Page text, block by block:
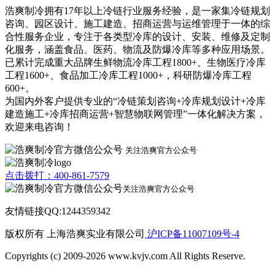
浩爽制冷拥有17年以上冷链行业服务经验，是一家集冷链规划
咨询、园区设计、施工建造、招商运营与运维管理于一体的综
合性服务企业，专注于各类型冷库的设计、安装、维修及定制
化服务，涵盖食品、医药、物流及防爆冷库等多种应用场景。
已累计完成重大品牌生鲜物流冷库工程1800+、生物医疗冷库
工程1600+、食品加工冷库工程1000+，科研防爆冷库工程
600+。
为国内外客户提供专业的“冷链策划咨询+冷库规划设计+冷库
建造施工+冷库招商运营+智慧物联网管理”一体化解决方案，
欢迎来电咨询！
关注浩爽官方公众号
点击拨打：400-861-7579
关注浩爽官方公众号
友情链接QQ:1244359342
版权所有 上海浩爽实业有限公司 沪ICP备11007109号-4
Copyrights (c) 2009-2026 www.kvjv.com All Rights Reserve.